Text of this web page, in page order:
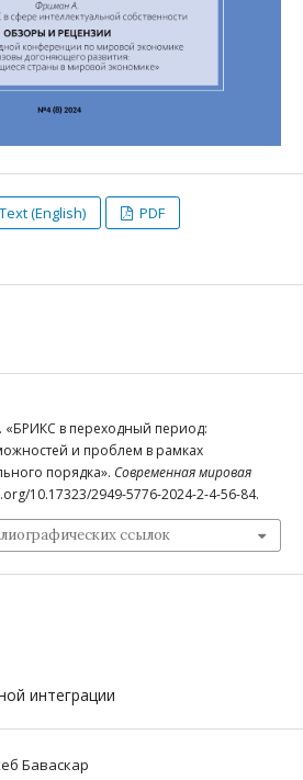
(English)
PDF
«БРИКС в переходный период:
и проблем в рамках
порядка». Современная мировая
10.17323/2949-5776-2024-2-4-56-84.
ссылок
интеграции
Баваскар